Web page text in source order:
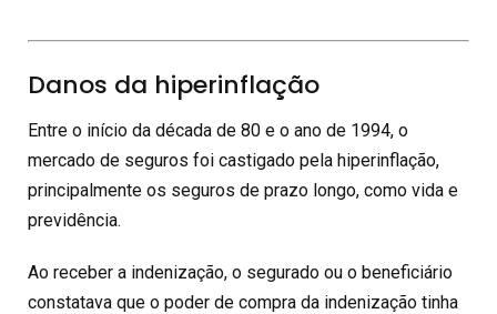
Danos da hiperinflação
Entre o início da década de 80 e o ano de 1994, o
mercado de seguros foi castigado pela hiperinflação,
principalmente os seguros de prazo longo, como vida e
previdência.
Ao receber a indenização, o segurado ou o beneficiário
constatava que o poder de compra da indenização tinha